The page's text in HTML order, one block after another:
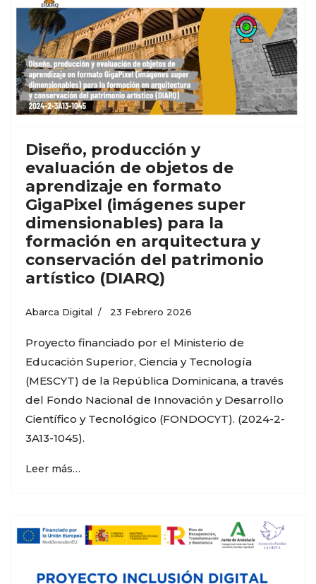
Diseño, producción y
evaluación de objetos de
aprendizaje en formato
GigaPixel (imágenes super
dimensionables) para la
formación en arquitectura y
conservación del patrimonio
artístico (DIARQ)
Abarca Digital 23 Febrero 2026
Proyecto financiado por el Ministerio de
Educación Superior, Ciencia y Tecnología
(MESCYT) de la República Dominicana, a través
del Fondo Nacional de Innovación y Desarrollo
Científico y Tecnológico (FONDOCYT). (2024-2-
3A13-1045).
Leer más…